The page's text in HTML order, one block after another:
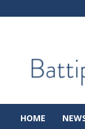
HOME